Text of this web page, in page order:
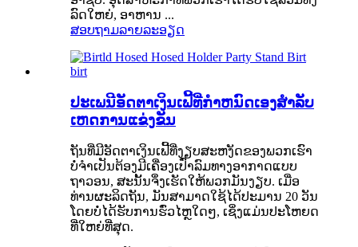
ລົດໃຫຍ່, ອາຫານ ...
ສອບຖາມລາຍລະອຽດ
ປະເພນີອັດຕາເງິນເຟີ້ທີ່ກໍາຫນົດເອງສໍາລັບ
ເຫດການແຂ່ງຂັນ
ຖັນທີ່ມີອັດຕາເງິນເຟີ້ທີ່ງຽບສະຫງັດຂອງພວກເຮົາ
ບໍ່ຈໍາເປັນຕ້ອງມີເຄື່ອງເປົ່າລົມທາງອາກາດແບບ
ຖາວອນ, ສະນັ້ນຈຶ່ງເຮັດໃຫ້ພວກມັນງຽບ. ເມື່ອ
ທ່ານຜະລິດຖັນ, ມັນສາມາດໃຊ້ໄດ້ປະມານ 20 ວັນ
ໂດຍບໍ່ໄດ້ຮັບການຮົ່ວໄຫຼໃດໆ, ເຊິ່ງແມ່ນປະໂຫຍດ
ທີ່ໃຫຍ່ທີ່ສຸດ.